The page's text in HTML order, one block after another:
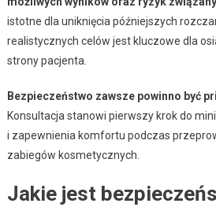
istotne dla uniknięcia późniejszych
realistycznych celów jest kluczowe dla
strony pacjenta.
Bezpieczeństwo zawsze powinno być
Konsultacja stanowi pierwszy krok do
i zapewnienia komfortu podczas
zabiegów kosmetycznych.
Jakie jest